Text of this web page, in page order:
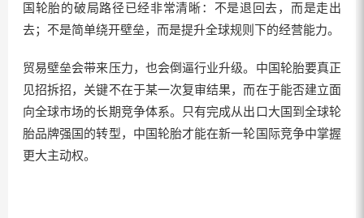
国轮胎的破局路径已经非常清晰：不是退回去，而是走出
去；不是简单绕开壁垒，而是提升全球规则下的经营能力。
贸易壁垒会带来压力，也会倒逼行业升级。中国轮胎要真正
见招拆招，关键不在于某一次复审结果，而在于能否建立面
向全球市场的长期竞争体系。只有完成从出口大国到全球轮
胎品牌强国的转型，中国轮胎才能在新一轮国际竞争中掌握
更大主动权。